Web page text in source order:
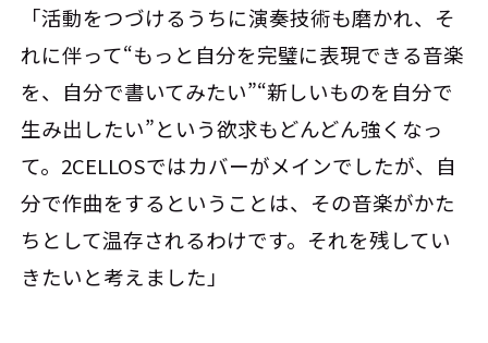
「活動をつづけるうちに演奏技術も磨かれ、そ
れに伴って“もっと自分を完璧に表現できる音楽
を、自分で書いてみたい”“新しいものを自分で
生み出したい”という欲求もどんどん強くなっ
て。2CELLOSではカバーがメインでしたが、自
分で作曲をするということは、その音楽がかた
ちとして温存されるわけです。それを残してい
きたいと考えました」